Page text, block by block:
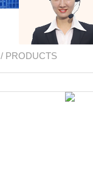
/ PRODUCTS